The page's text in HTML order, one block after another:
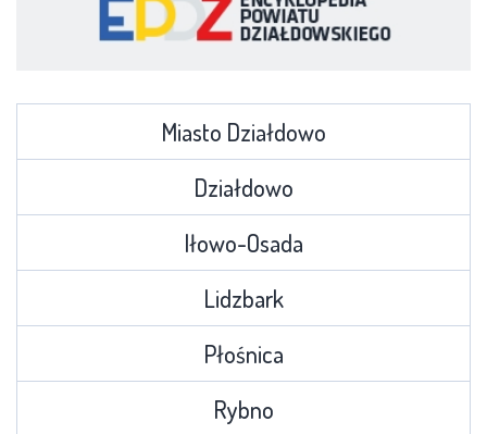
Miasto Działdowo
Działdowo
Iłowo-Osada
Lidzbark
Płośnica
Rybno